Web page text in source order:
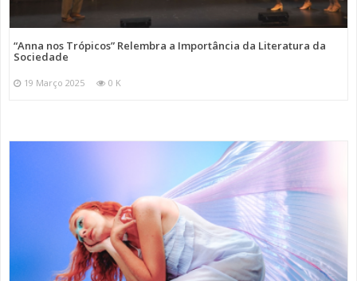
“Anna nos Trópicos” Relembra a Importância da Literatura da
Sociedade
19 Março 2025 0 K